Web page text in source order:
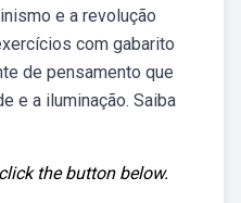
e a revolução
com gabarito
de pensamento que
e a iluminação. Saiba
the button below.